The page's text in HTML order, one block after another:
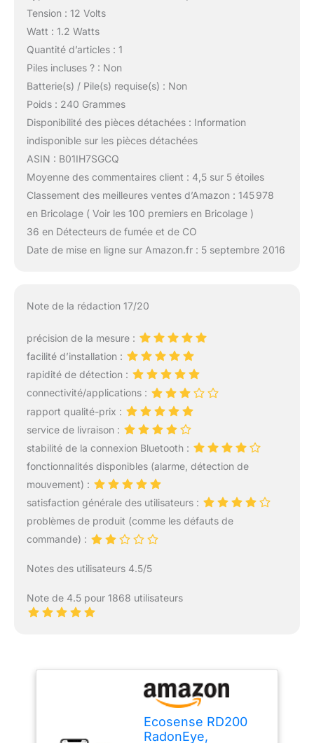
Tension : 12 Volts
Watt : 1.2 Watts
Quantité d’articles : 1
Piles incluses ? : Non
Batterie(s) / Pile(s) requise(s) : Non
Poids : 240 Grammes
Disponibilité des pièces détachées : Information
indisponible sur les pièces détachées
ASIN : B01IH7SGCQ
Moyenne des commentaires client : 4,5 sur 5 étoiles
Classement des meilleures ventes d’Amazon : 145 978
en Bricolage ( Voir les 100 premiers en Bricolage )
36 en Détecteurs de fumée et de CO
Date de mise en ligne sur Amazon.fr : 5 septembre 2016
Note de la rédaction 17/20
précision de la mesure :
facilité d’installation :
rapidité de détection :
connectivité/applications :
rapport qualité-prix :
service de livraison :
stabilité de la connexion Bluetooth :
fonctionnalités disponibles (alarme, détection de
mouvement) :
satisfaction générale des utilisateurs :
problèmes de produit (comme les défauts de
commande) :
Notes des utilisateurs 4.5/5
Note de 4.5 pour 1868 utilisateurs
Ecosense RD200
RadonEye,